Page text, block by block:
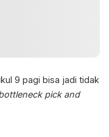
9 pagi bisa jadi tidak
pick and